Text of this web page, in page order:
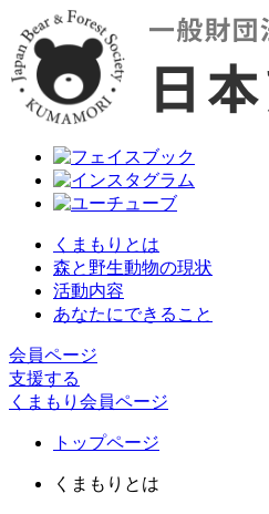
くまもりとは
森と野生動物の現状
活動内容
あなたにできること
会員ページ
支援する
くまもり会員ページ
トップページ
くまもりとは